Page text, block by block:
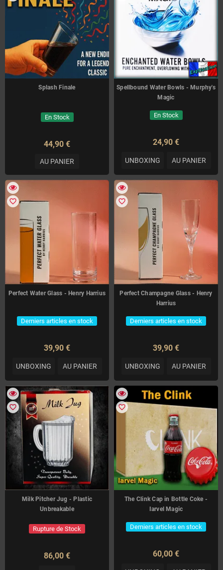
Splash Finale
En Stock
44,90 €
AU PANIER
Spellbound Water Bowls - Murphy's
Magic
En Stock
24,90 €
UNBOXING AU PANIER
favorite_border
Perfect Water Glass - Henry Harrius
Derniers articles en stock
39,90 €
UNBOXING AU PANIER
favorite_border
Perfect Champagne Glass - Henry
Harrius
Derniers articles en stock
39,90 €
UNBOXING AU PANIER
favorite_border
Milk Pitcher Jug - Plastic
Unbreakable
Rupture de Stock
86,00 €
favorite_border
The Clink Cap in Bottle Coke -
Iarvel Magic
Derniers articles en stock
60,00 €